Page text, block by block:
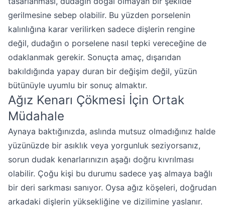
gerilmesine sebep olabilir. Bu yüzden porselenin
kalınlığına karar verilirken sadece dişlerin rengine
değil, dudağın o porselene nasıl tepki vereceğine de
odaklanmak gerekir. Sonuçta amaç, dışarıdan
bakıldığında yapay duran bir değişim değil, yüzün
bütünüyle uyumlu bir sonuç almaktır.
Ağız Kenarı Çökmesi İçin Ortak
Müdahale
Aynaya baktığınızda, aslında mutsuz olmadığınız halde
yüzünüzde bir asıklık veya yorgunluk seziyorsanız,
sorun dudak kenarlarınızın aşağı doğru kıvrılması
olabilir. Çoğu kişi bu durumu sadece yaş almaya bağlı
bir deri sarkması sanıyor. Oysa ağız köşeleri, doğrudan
arkadaki dişlerin yüksekliğine ve dizilimine yaslanır.